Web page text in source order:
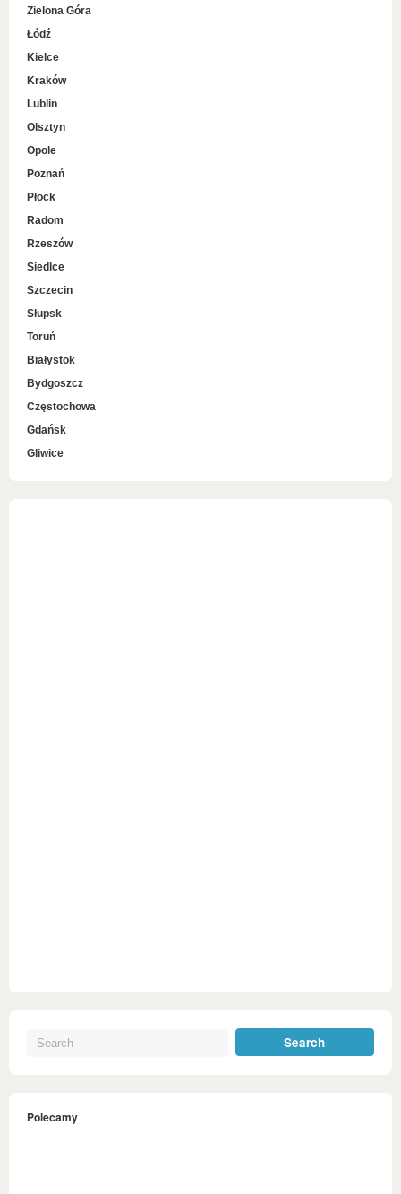
Zielona Góra
Łódź
Kielce
Kraków
Lublin
Olsztyn
Opole
Poznań
Płock
Radom
Rzeszów
Siedlce
Szczecin
Słupsk
Toruń
Białystok
Bydgoszcz
Częstochowa
Gdańsk
Gliwice
Polecamy